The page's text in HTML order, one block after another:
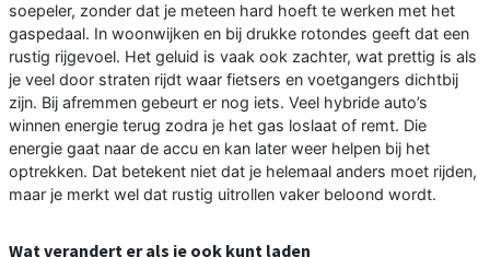
soepeler, zonder dat je meteen hard hoeft te werken met het
gaspedaal. In woonwijken en bij drukke rotondes geeft dat een
rustig rijgevoel. Het geluid is vaak ook zachter, wat prettig is als
je veel door straten rijdt waar fietsers en voetgangers dichtbij
zijn. Bij afremmen gebeurt er nog iets. Veel hybride auto’s
winnen energie terug zodra je het gas loslaat of remt. Die
energie gaat naar de accu en kan later weer helpen bij het
optrekken. Dat betekent niet dat je helemaal anders moet rijden,
maar je merkt wel dat rustig uitrollen vaker beloond wordt.
Wat verandert er als je ook kunt laden